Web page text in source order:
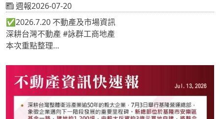
週報2026-07-20
✅2026.7.20 不動產及市場資訊
深耕台灣不動產 #詠群工商地產
本次重點整理
📍華通20億元取得桃園土地
《 #地產專家🔎關注詠群 提供最新市場情報📝 》